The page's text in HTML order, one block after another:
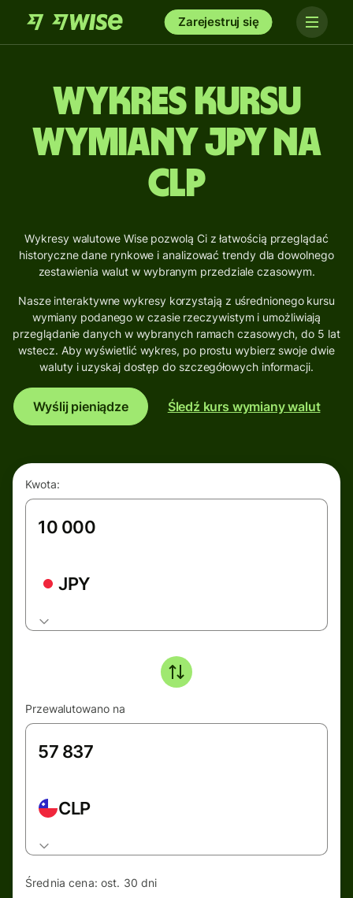
Zarejestruj się
Wykres kursu
wymiany JPY na
CLP
Wykresy walutowe Wise pozwolą Ci z łatwością przeglądać
historyczne dane rynkowe i analizować trendy dla dowolnego
zestawienia walut w wybranym przedziale czasowym.
Nasze interaktywne wykresy korzystają z uśrednionego kursu
wymiany podanego w czasie rzeczywistym i umożliwiają
przeglądanie danych w wybranych ramach czasowych, do 5 lat
wstecz. Aby wyświetlić wykres, po prostu wybierz swoje dwie
waluty i uzyskaj dostęp do szczegółowych informacji.
Wyślij pieniądze Śledź kurs wymiany walut
Kwota:
JPY
Przewalutowano na
CLP
Średnia cena: ost. 30 dni